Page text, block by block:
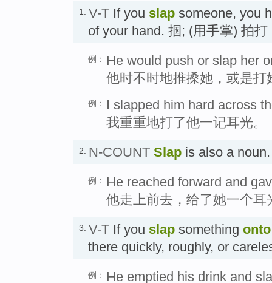
1. V-T If you slap someone, you
of your hand. 掴; (用手掌) 拍打
例： He would push or slap her
他时不时地推搡她，或是打
例：
I slapped him hard across
我重重地打了他一记耳光。
2. N-COUNT Slap is also a
例： He reached forward and
他走上前去，给了她一个耳
3. V-T If you slap something onto
there quickly, roughly, or
例： He emptied his drink and